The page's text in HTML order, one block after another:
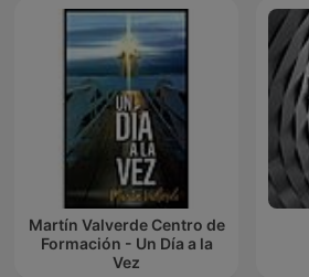
Martín Valverde Centro de
Formación - Un Día a la
Vez